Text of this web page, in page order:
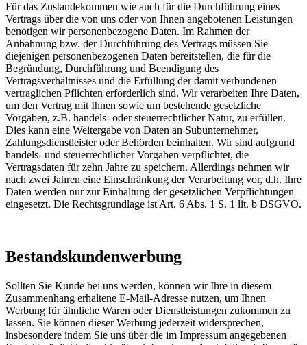
Für das Zustandekommen wie auch für die Durchführung eines
Vertrags über die von uns oder von Ihnen angebotenen Leistungen
benötigen wir personenbezogene Daten. Im Rahmen der
Anbahnung bzw. der Durchführung des Vertrags müssen Sie
diejenigen personenbezogenen Daten bereitstellen, die für die
Begründung, Durchführung und Beendigung des
Vertragsverhältnisses und die Erfüllung der damit verbundenen
vertraglichen Pflichten erforderlich sind. Wir verarbeiten Ihre Daten,
um den Vertrag mit Ihnen sowie um bestehende gesetzliche
Vorgaben, z.B. handels- oder steuerrechtlicher Natur, zu erfüllen.
Dies kann eine Weitergabe von Daten an Subunternehmer,
Zahlungsdienstleister oder Behörden beinhalten. Wir sind aufgrund
handels- und steuerrechtlicher Vorgaben verpflichtet, die
Vertragsdaten für zehn Jahre zu speichern. Allerdings nehmen wir
nach zwei Jahren eine Einschränkung der Verarbeitung vor, d.h. Ihre
Daten werden nur zur Einhaltung der gesetzlichen Verpflichtungen
eingesetzt. Die Rechtsgrundlage ist Art. 6 Abs. 1 S. 1 lit. b DSGVO.
Bestandskundenwerbung
Sollten Sie Kunde bei uns werden, können wir Ihre in diesem
Zusammenhang erhaltene E-Mail-Adresse nutzen, um Ihnen
Werbung für ähnliche Waren oder Dienstleistungen zukommen zu
lassen. Sie können dieser Werbung jederzeit widersprechen,
insbesondere indem Sie uns über die im Impressum angegebenen